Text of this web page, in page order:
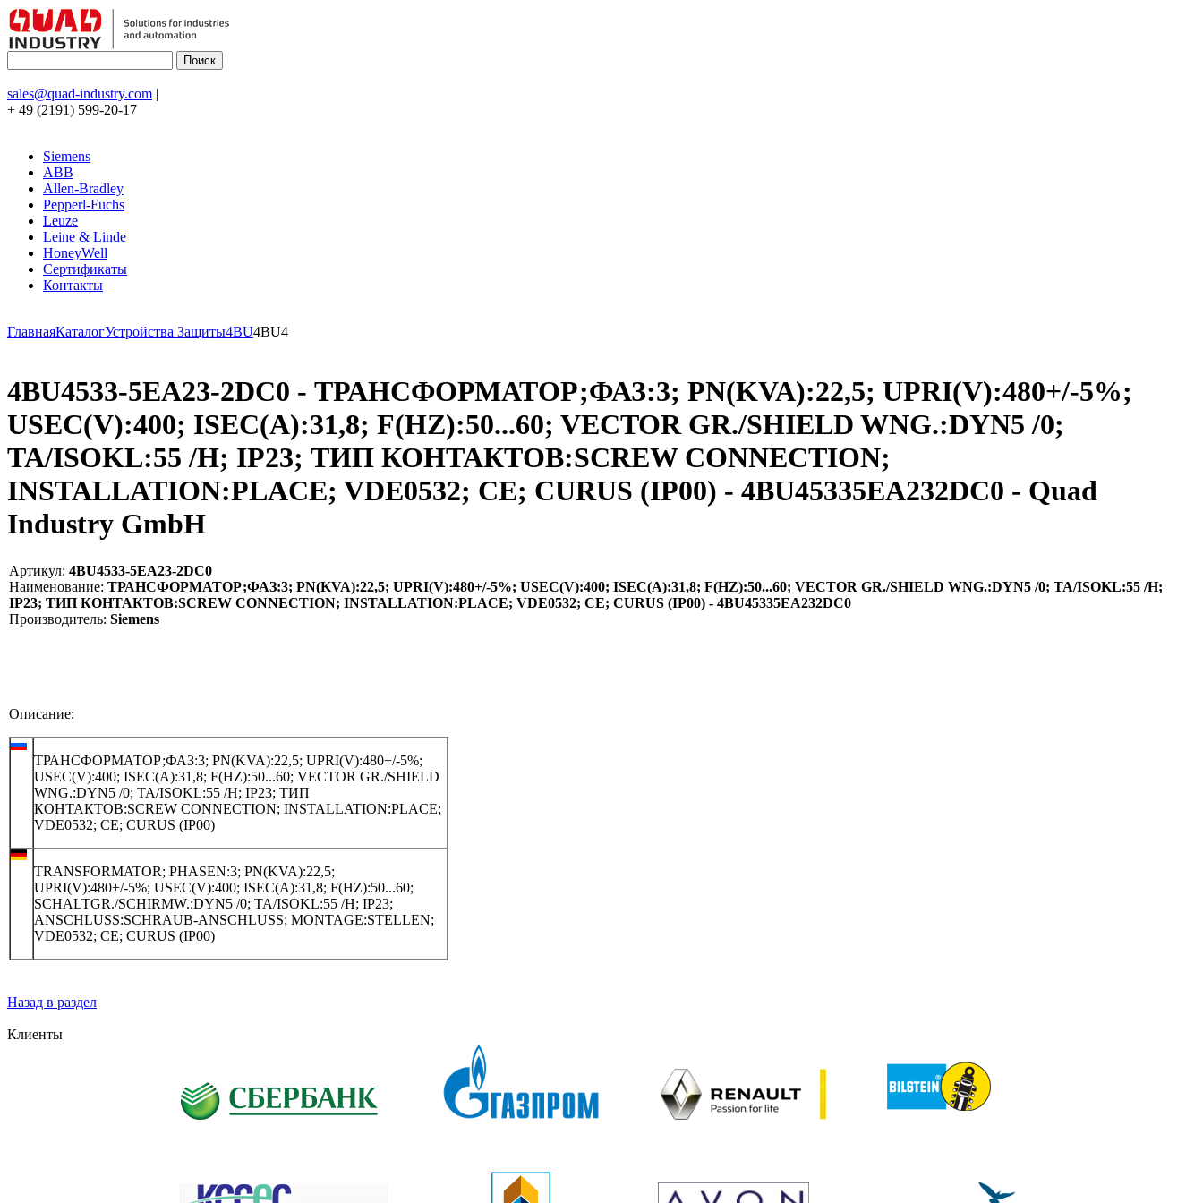
sales@quad-industry.com |
+ 49 (2191) 599-20-17
Siemens
ABB
Allen-Bradley
Pepperl-Fuchs
Leuze
Leine & Linde
HoneyWell
Сертификаты
Контакты
ГлавнаяКаталогУстройства Защиты4BU4BU4
4BU4533-5EA23-2DC0 - ТРАНСФОРМАТОР;ФАЗ:3; PN(KVA):22,5; UPRI(V):480+/-5%;
USEC(V):400; ISEC(A):31,8; F(HZ):50...60; VECTOR GR./SHIELD WNG.:DYN5 /0;
TA/ISOKL:55 /H; IP23; ТИП КОНТАКТОВ:SCREW CONNECTION;
INSTALLATION:PLACE; VDE0532; CE; CURUS (IP00) - 4BU45335EA232DC0 - Quad
Industry GmbH
Артикул: 4BU4533-5EA23-2DC0
Наименование: ТРАНСФОРМАТОР;ФАЗ:3; PN(KVA):22,5; UPRI(V):480+/-5%; USEC(V):400; ISEC(A):31,8; F(HZ):50...60; VECTOR GR./SHIELD WNG.:DYN5 /0; TA/ISOKL:55 /H;
IP23; ТИП КОНТАКТОВ:SCREW CONNECTION; INSTALLATION:PLACE; VDE0532; CE; CURUS (IP00) - 4BU45335EA232DC0
Производитель: Siemens
Описание:
ТРАНСФОРМАТОР;ФАЗ:3; PN(KVA):22,5; UPRI(V):480+/-5%;
USEC(V):400; ISEC(A):31,8; F(HZ):50...60; VECTOR GR./SHIELD
WNG.:DYN5 /0; TA/ISOKL:55 /H; IP23; ТИП
КОНТАКТОВ:SCREW CONNECTION; INSTALLATION:PLACE;
VDE0532; CE; CURUS (IP00)
TRANSFORMATOR; PHASEN:3; PN(KVA):22,5;
UPRI(V):480+/-5%; USEC(V):400; ISEC(A):31,8; F(HZ):50...60;
SCHALTGR./SCHIRMW.:DYN5 /0; TA/ISOKL:55 /H; IP23;
ANSCHLUSS:SCHRAUB-ANSCHLUSS; MONTAGE:STELLEN;
VDE0532; CE; CURUS (IP00)
Назад в раздел
Клиенты